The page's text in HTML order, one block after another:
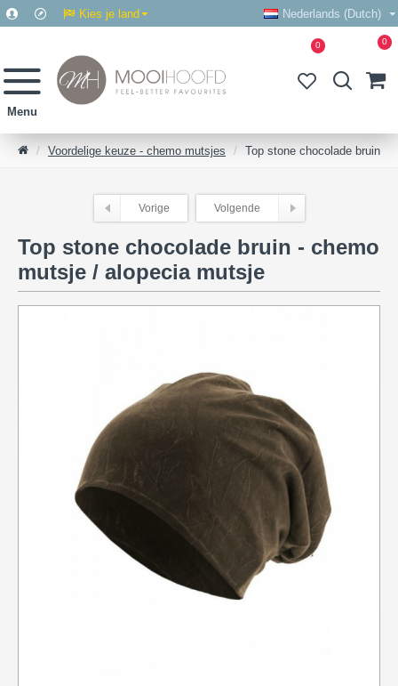
Kies je land Nederlands (Dutch)
0 0
Voordelige keuze - chemo mutsjes Top stone chocolade bruin
Vorige Volgende
Top stone chocolade bruin - chemo
mutsje / alopecia mutsje